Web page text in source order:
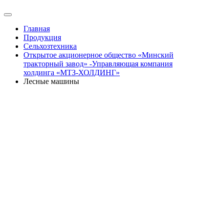
Главная
Продукция
Сельхозтехника
Открытое акционерное общество «Минский
тракторный завод» -Управляющая компания
холдинга «МТЗ-ХОЛДИНГ»
Лесные машины